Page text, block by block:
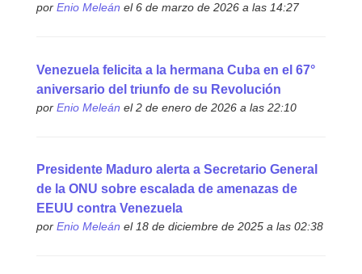
por Enio Meleán el 6 de marzo de 2026 a las 14:27
Venezuela felicita a la hermana Cuba en el 67°
aniversario del triunfo de su Revolución
por Enio Meleán el 2 de enero de 2026 a las 22:10
Presidente Maduro alerta a Secretario General
de la ONU sobre escalada de amenazas de
EEUU contra Venezuela
por Enio Meleán el 18 de diciembre de 2025 a las 02:38